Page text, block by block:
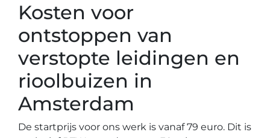
Kosten voor
ontstoppen van
verstopte leidingen en
rioolbuizen in
Amsterdam
De startprijs voor ons werk is vanaf 79 euro. Dit is